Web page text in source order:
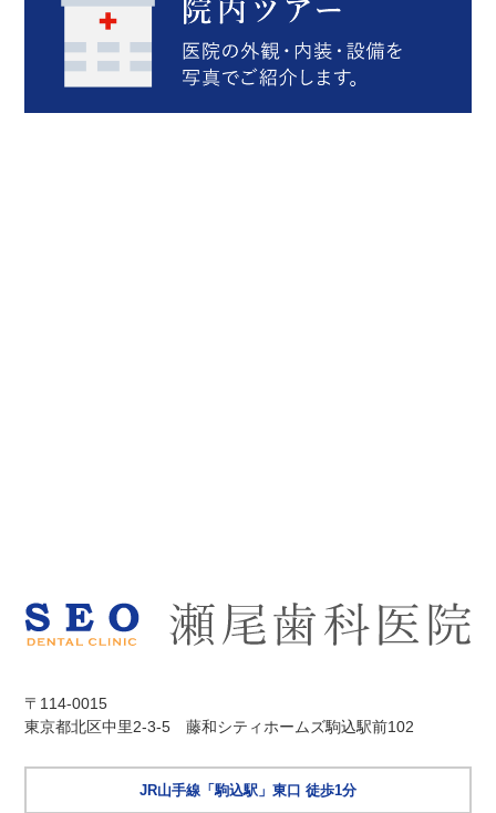
〒114-0015
東京都北区中里2-3-5 藤和シティホームズ駒込駅前102
JR山手線「駒込駅」東口 徒歩1分